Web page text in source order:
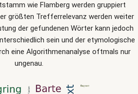
wie Flamberg werden gruppiert
größten Trefferrelevanz werden weiter
der gefundenen Wörter kann jedoch
sein und der etymologische
eine Algorithmenanalyse oftmals nur
ungenau.